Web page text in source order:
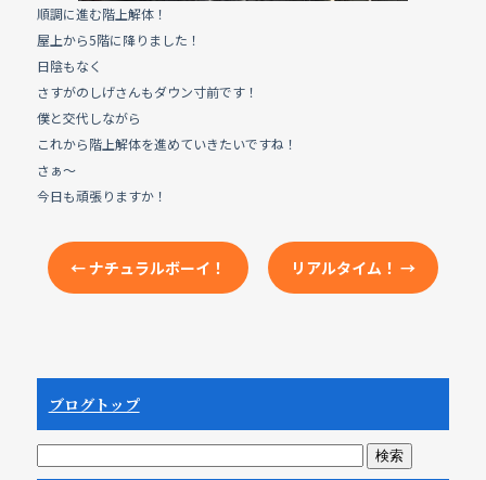
順調に進む階上解体！
屋上から5階に降りました！
日陰もなく
さすがのしげさんもダウン寸前です！
僕と交代しながら
これから階上解体を進めていきたいですね！
さぁ〜
今日も頑張りますか！
←ナチュラルボーイ！ リアルタイム！→
ブログトップ